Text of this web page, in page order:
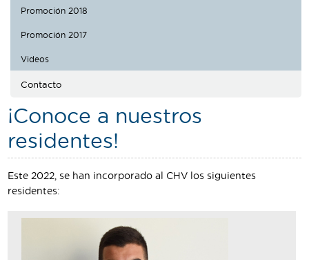
Segueix-nos:
Promoción 2018
Promoción 2017
Videos
Contacto
¡Conoce a nuestros
residentes!
Este 2022, se han incorporado al CHV los siguientes
residentes: